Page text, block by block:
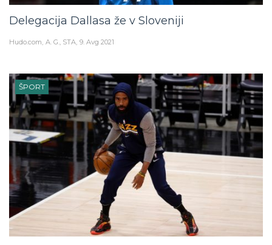
Delegacija Dallasa že v Sloveniji
Hudo.com A. G., STA 9. Avg 2021
ŠPORT